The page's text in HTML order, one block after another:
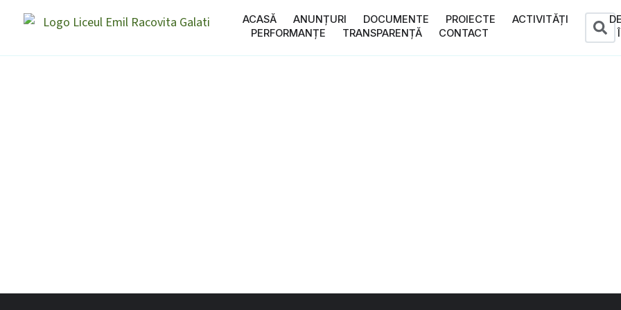
ACASĂ ANUNȚURI DOCUMENTE PROIECTE
ACTIVITĂȚI
PERFORMANȚE
TRANSPARENȚĂ CONTACT